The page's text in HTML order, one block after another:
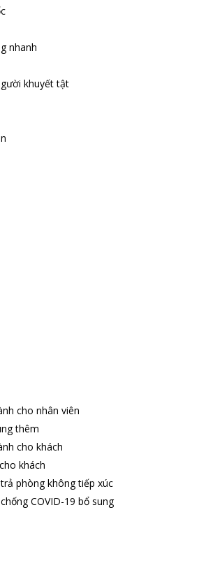
nhanh
khuyết tật
cho nhân viên
thêm
cho khách
khách
phòng không tiếp xúc
COVID-19 bổ sung